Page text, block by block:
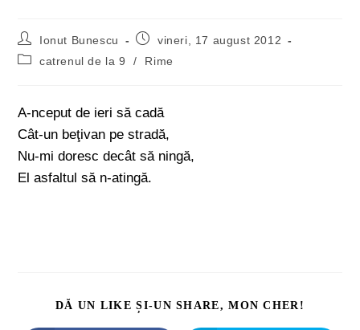
Ionut Bunescu
vineri, 17 august 2012
catrenul de la 9
/ Rime
A-nceput de ieri să cadă
Cât-un beţivan pe stradă,
Nu-mi doresc decât să ningă,
El asfaltul să n-atingă.
DĂ UN LIKE ȘI-UN SHARE, MON CHER!